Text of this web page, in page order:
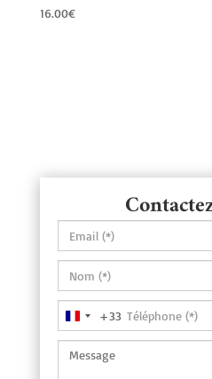
16.00€
France
+33
+33